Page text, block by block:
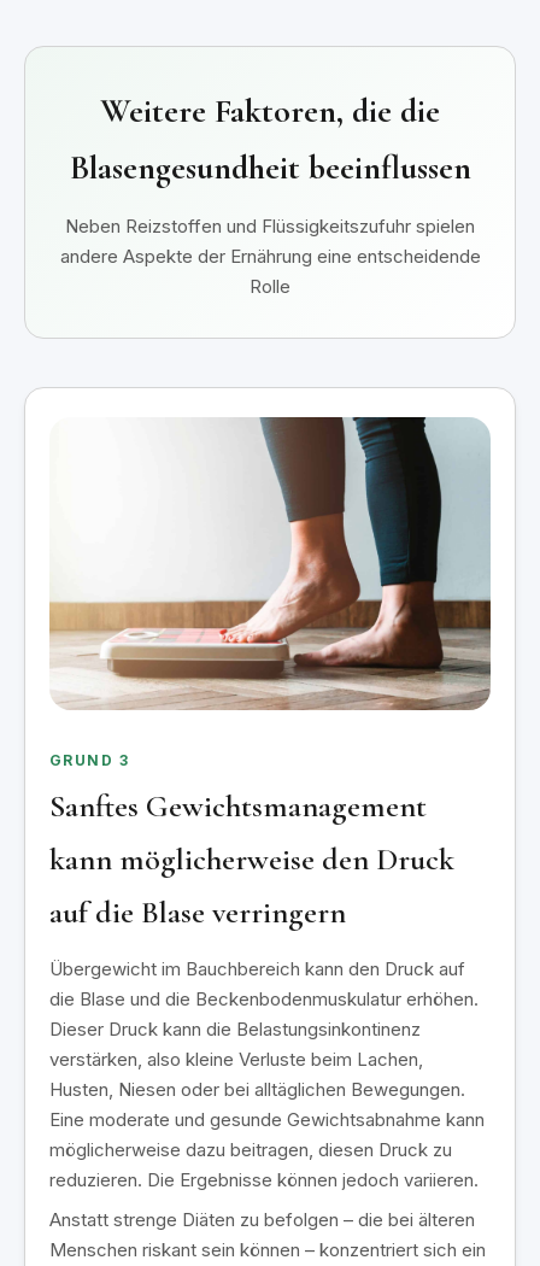
Weitere Faktoren, die die
Blasengesundheit beeinflussen
Neben Reizstoffen und Flüssigkeitszufuhr spielen
andere Aspekte der Ernährung eine entscheidende
Rolle
GRUND 3
Sanftes Gewichtsmanagement
kann möglicherweise den Druck
auf die Blase verringern
Übergewicht im Bauchbereich kann den Druck auf
die Blase und die Beckenbodenmuskulatur erhöhen.
Dieser Druck kann die Belastungsinkontinenz
verstärken, also kleine Verluste beim Lachen,
Husten, Niesen oder bei alltäglichen Bewegungen.
Eine moderate und gesunde Gewichtsabnahme kann
möglicherweise dazu beitragen, diesen Druck zu
reduzieren. Die Ergebnisse können jedoch variieren.
Anstatt strenge Diäten zu befolgen – die bei älteren
Menschen riskant sein können – konzentriert sich ein